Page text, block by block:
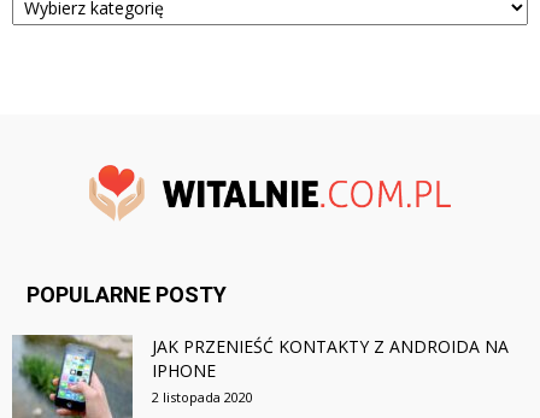
POPULARNE POSTY
JAK PRZENIEŚĆ KONTAKTY Z ANDROIDA NA
IPHONE
2 listopada 2020